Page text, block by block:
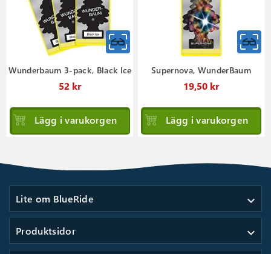
Wunderbaum 3-pack, Black Ice
52 kr
Lägg i varukorgen
Supernova, WunderBaum
19,50 kr
Lägg i varukorgen
Lite om BlueRide expand_more
Produktsidor expand_more